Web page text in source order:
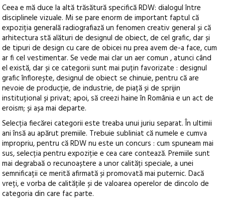
Ceea e mă duce la altă trăsătură specifică RDW: dialogul între
disciplinele vizuale. Mi se pare enorm de important faptul că
expoziția generală radiografiază un fenomen creativ general și că
arhitectura stă alături de designul de obiect, de cel grafic, dar și
de tipuri de design cu care de obicei nu prea avem de-a face, cum
ar fi cel vestimentar. Se vede mai clar un aer comun , atunci când
el există, dar și ce categorii sunt mai puțin favorizate : designul
grafic înflorește, designul de obiect se chinuie, pentru că are
nevoie de producție, de industrie, de piață și de sprijin
instituțional și privat; apoi, să creezi haine în România e un act de
eroism; și așa mai departe.
Selecția fiecărei categorii este treaba unui juriu separat. În ultimii
ani însă au apărut premiile. Trebuie subliniat că numele e cumva
impropriu, pentru că RDW nu este un concurs : cum spuneam mai
sus, selecția pentru expoziție e cea care contează. Premiile sunt
mai degrabaă o recunoaștere a unor calități speciale, a unei
semnificații ce merită afirmată și promovată mai puternic. Dacă
vreți, e vorba de calitățile și de valoarea operelor de dincolo de
categoria din care fac parte.